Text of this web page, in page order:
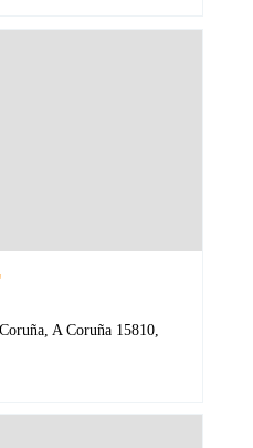
A Coruña 15810,